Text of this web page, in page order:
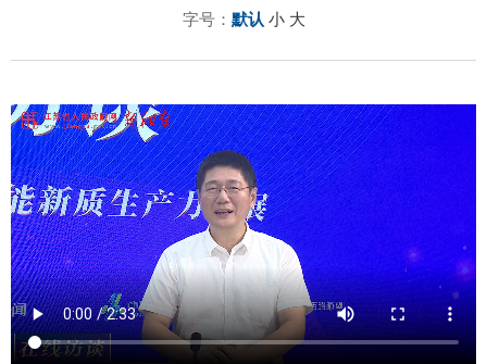
字号： 默认 小 大